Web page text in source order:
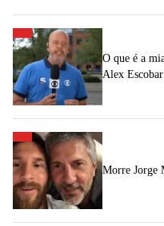
O que é a
Alex Escobar
Morre Jorge